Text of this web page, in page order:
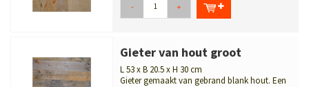
- +
Gieter van hout groot
L 53 x B 20.5 x H 30 cm
Gieter gemaakt van gebrand blank hout. Een